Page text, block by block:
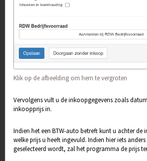
Klik op de afbeelding om hem te vergroten
Vervolgens vult u de inkoopgegevens zoals
inkoopprijs in.
Indien het een BTW-auto betreft kunt u achter de
welke prijs u heeft ingevuld. Indien hier iets
geselecteerd wordt, zal het programma de prijs